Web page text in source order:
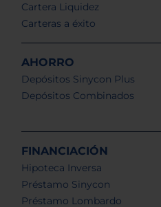
Cartera Liquidez
Carteras a éxito
AHORRO
Depósitos Sinycon Plus
Depósitos Combinados
FINANCIACIÓN
Hipoteca Inversa
Préstamo Sinycon
Préstamo Lombardo